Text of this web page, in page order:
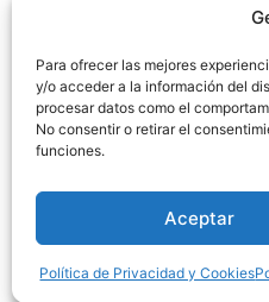
Para ofrecer las mejores
y/o acceder a la información del
procesar datos como el
No consentir o retirar el
funciones.
Aceptar
Política de Privacidad y Cookies